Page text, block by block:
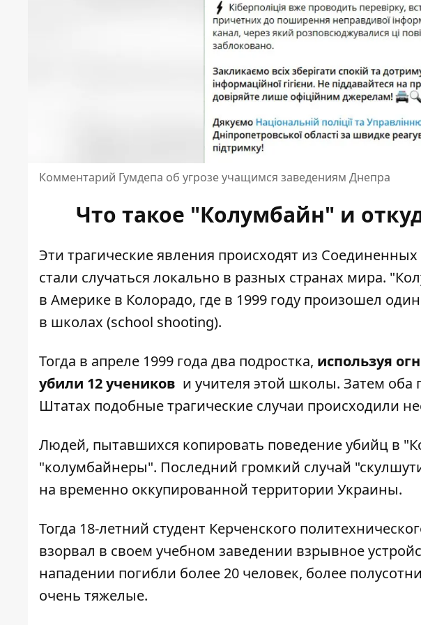
Комментарий Гумдепа об угрозе учащимся заведениям Днепра
Что такое "Колумбайн" и
Эти трагические явления происходят из
стали случаться локально в разных странах мира.
в Америке в Колорадо, где в 1999 году произошел
в школах (school shooting).
Тогда в апреле 1999 года два подростка, используя
убили 12 учеников и учителя этой школы. Затем оба
Штатах подобные трагические случаи происходили
Людей, пытавшихся копировать поведение убийц в
"колумбайнеры". Последний громкий случай
на временно оккупированной территории Украины.
Тогда 18-летний студент Керченского
взорвал в своем учебном заведении взрывное
нападении погибли более 20 человек, более
очень тяжелые.